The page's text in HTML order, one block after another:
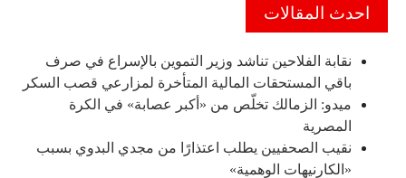
احدث المقالات
نقابة الفلاحين تناشد وزير التموين بالإسراع في صرف
باقي المستحقات المالية المتأخرة لمزارعي قصب السكر
ميدو: الزمالك تخلّص من «أكبر عصابة» في الكرة
المصرية
نقيب الصحفيين يطلب اعتذارًا من مجدي البدوي بسبب
«الكارنيهات الوهمية»